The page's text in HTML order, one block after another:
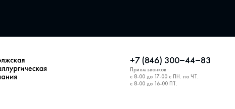
+7 (846) 300‒44‒83
Прием звонков
с 8-00 до 17-00 с ПН. по ЧТ.
с 8-00 до 16-00 ПТ.